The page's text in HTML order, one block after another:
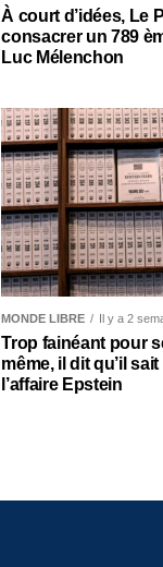
À court d’idées, Le
consacrer un 789
Luc Mélenchon
MONDE LIBRE Il y a 2
Trop fainéant pour
même, il dit qu’il
l’affaire Epstein